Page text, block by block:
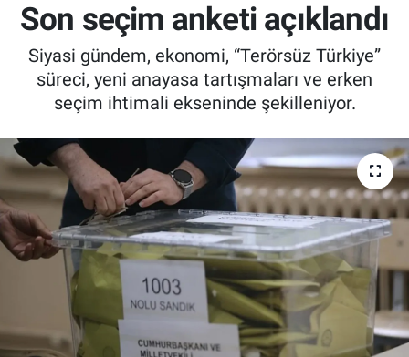
Son seçim anketi açıklandı
Siyasi gündem, ekonomi, “Terörsüz Türkiye”
süreci, yeni anayasa tartışmaları ve erken
seçim ihtimali ekseninde şekilleniyor.
SPOR
EKONOMİ
SAĞLIK
ASTROLOJİ
BLOG
Süper Lig Puan Durumu ve Fikstür
Tüm Manşetler
Son Dakika Haberleri
Haber Arşivi